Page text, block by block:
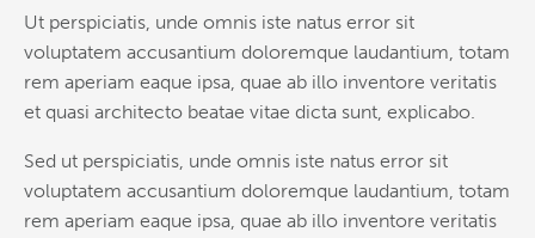
Ut perspiciatis, unde omnis iste natus error sit
voluptatem accusantium doloremque laudantium, totam
rem aperiam eaque ipsa, quae ab illo inventore veritatis
et quasi architecto beatae vitae dicta sunt, explicabo.
Sed ut perspiciatis, unde omnis iste natus error sit
voluptatem accusantium doloremque laudantium, totam
rem aperiam eaque ipsa, quae ab illo inventore veritatis